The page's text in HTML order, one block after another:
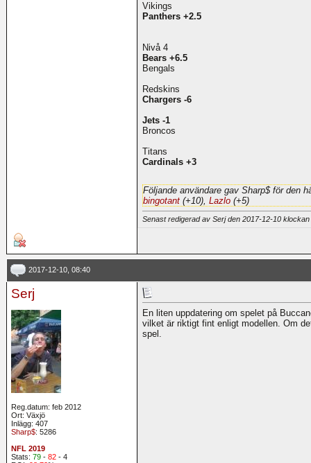
Vikings
Panthers +2.5
Nivå 4
Bears +6.5
Bengals
Redskins
Chargers -6
Jets -1
Broncos
Titans
Cardinals +3
Följande användare gav Sharp$ för den
bingotant (+10), Lazlo (+5)
Senast redigerad av Serj den 2017-12-10 klockan
2017-12-10, 08:40
Serj
Reg.datum: feb 2012
Ort: Växjö
Inlägg: 407
Sharp$: 5286
NFL 2019
Stats: 79 - 82 - 4
En liten uppdatering om spelet på
vilket är riktigt fint enligt modellen. Om
spel.